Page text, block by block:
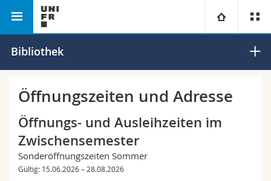
Universität
Campus
Forschung
Theologische Fak.
Rechtswissenschaftliche Fak.
Informationen für
Studieninteressierte
Ressourcen
Bibliothek
Öffnungszeiten und Adresse
Öffnungs- und Ausleihzeiten im
Zwischensemester
Sonderöffnungszeiten Sommer
Gültig: 15.06.2026 – 28.08.2026